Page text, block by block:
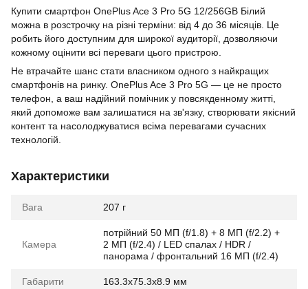
Купити смартфон OnePlus Ace 3 Pro 5G 12/256GB Білий
можна в розстрочку на різні терміни: від 4 до 36 місяців. Це
робить його доступним для широкої аудиторії, дозволяючи
кожному оцінити всі переваги цього пристрою.
Не втрачайте шанс стати власником одного з найкращих
смартфонів на ринку. OnePlus Ace 3 Pro 5G — це не просто
телефон, а ваш надійний помічник у повсякденному житті,
який допоможе вам залишатися на зв'язку, створювати якісний
контент та насолоджуватися всіма перевагами сучасних
технологій.
Характеристики
Вага 207 г
Камера
потрійний 50 МП (f/1.8) + 8 МП (f/2.2) +
2 МП (f/2.4) / LED спалах / HDR /
панорама / фронтальний 16 МП (f/2.4)
Габарити 163.3x75.3x8.9 мм